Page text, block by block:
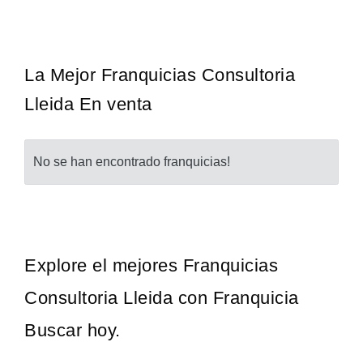
La Mejor Franquicias Consultoria
Lleida En venta
No se han encontrado franquicias!
Explore el mejores Franquicias
Consultoria Lleida con Franquicia
Buscar hoy.